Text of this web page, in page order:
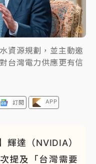
資源規劃，並主動邀
台灣電力供應更有信
訂閱 APP
輝達（NVIDIA）
提及「台灣需要